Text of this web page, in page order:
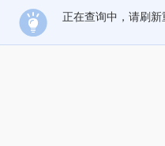
正在查询中，请刷新